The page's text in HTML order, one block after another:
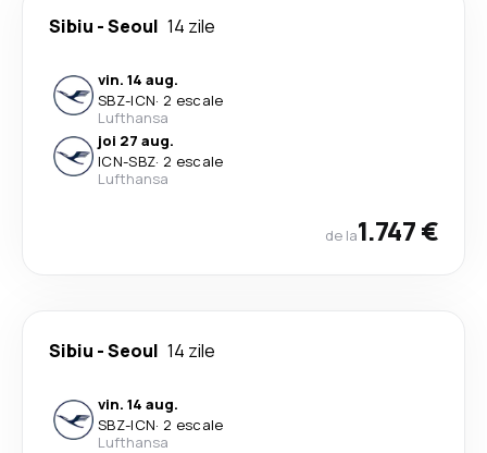
Sibiu -Seoul 14 zile
vin. 14 aug.
SBZ-ICN· 2 escale
Lufthansa
joi 27 aug.
ICN-SBZ· 2 escale
Lufthansa
de la1.747 €
Sibiu -Seoul 14 zile
vin. 14 aug.
SBZ-ICN· 2 escale
Lufthansa